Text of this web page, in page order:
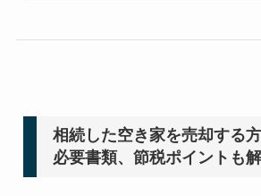
相続した空き家を売却する
必要書類、節税ポイントも